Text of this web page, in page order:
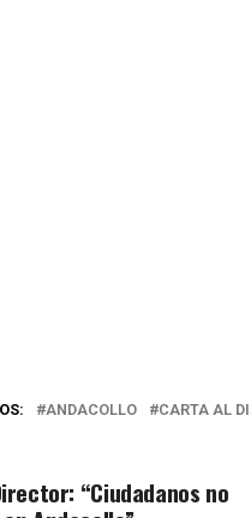
ANDACOLLO CARTA AL
“Ciudadanos no